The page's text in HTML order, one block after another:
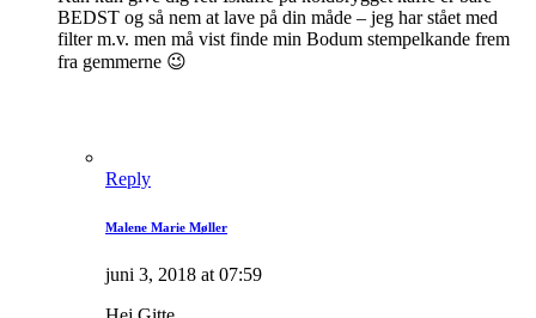
BEDST og så nem at lave på din måde – jeg har stået med
filter m.v. men må vist finde min Bodum stempelkande frem
fra gemmerne 😉
Reply
Malene Marie Møller
juni 3, 2018 at 07:59